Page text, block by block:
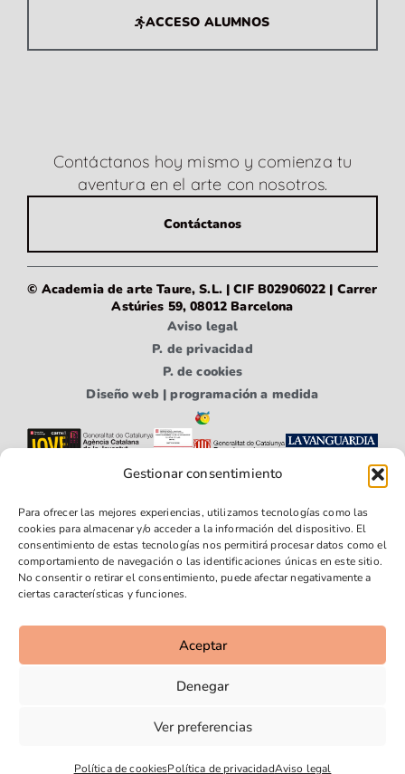
Gestionar consentimiento
Para ofrecer las mejores experiencias, utilizamos tecnologías como las
cookies para almacenar y/o acceder a la información del dispositivo. El
consentimiento de estas tecnologías nos permitirá procesar datos como el
comportamiento de navegación o las identificaciones únicas en este sitio.
No consentir o retirar el consentimiento, puede afectar negativamente a
ciertas características y funciones.
Aceptar
Denegar
Ver preferencias
Política de cookiesPolítica de privacidadAviso legal
ACCESO ALUMNOS
Contáctanos
Contáctanos hoy mismo y comienza tu
aventura en el arte con nosotros.
© Academia de arte Taure, S.L. | CIF B02906022 | Carrer
Astúries 59, 08012 Barcelona
Aviso legal
P. de privacidad
P. de cookies
Diseño web | programación a medida
Síguenos
en
Faceboo
Síguenos
en
Youtube
Síguenos
Instagra